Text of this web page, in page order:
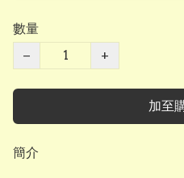
數量
−
+
加至
簡介